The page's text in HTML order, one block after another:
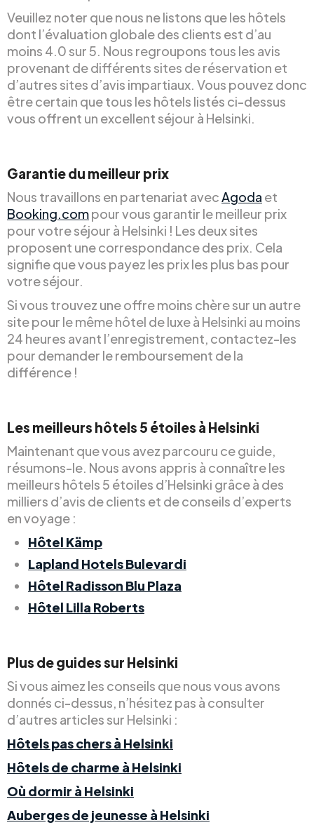
Veuillez noter que nous ne listons que les hôtels
dont l’évaluation globale des clients est d’au
moins 4.0 sur 5. Nous regroupons tous les avis
provenant de différents sites de réservation et
d’autres sites d’avis impartiaux. Vous pouvez donc
être certain que tous les hôtels listés ci-dessus
vous offrent un excellent séjour à Helsinki.
Garantie du meilleur prix
Nous travaillons en partenariat avecAgoda et
Booking.compour vous garantir le meilleur prix
pour votre séjour à Helsinki ! Les deux sites
proposent une correspondance des prix. Cela
signifie que vous payez les prix les plus bas pour
votre séjour.
Si vous trouvez une offre moins chère sur un autre
site pour le même hôtel de luxe à Helsinki au moins
24 heures avant l’enregistrement, contactez-les
pour demander le remboursement de la
différence !
Les meilleurs hôtels 5 étoiles à Helsinki
Maintenant que vous avez parcouru ce guide,
résumons-le. Nous avons appris à connaître les
meilleurs hôtels 5 étoiles d’Helsinki grâce à des
milliers d’avis de clients et de conseils d’experts
en voyage :
Hôtel Kämp
Lapland Hotels Bulevardi
Hôtel Radisson Blu Plaza
Hôtel Lilla Roberts
Plus de guides sur Helsinki
Si vous aimez les conseils que nous vous avons
donnés ci-dessus, n’hésitez pas à consulter
d’autres articles sur Helsinki :
Hôtels pas chers à Helsinki
Hôtels de charme à Helsinki
Où dormir à Helsinki
Auberges de jeunesse à Helsinki